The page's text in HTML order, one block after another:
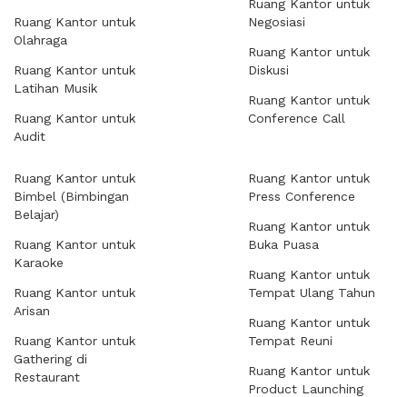
Ruang Kantor untuk
Olahraga
Ruang Kantor untuk
Latihan Musik
Ruang Kantor untuk
Audit
Ruang Kantor untuk
Negosiasi
Ruang Kantor untuk
Diskusi
Ruang Kantor untuk
Conference Call
Ruang Kantor untuk
Bimbel (Bimbingan
Belajar)
Ruang Kantor untuk
Karaoke
Ruang Kantor untuk
Arisan
Ruang Kantor untuk
Gathering di
Restaurant
Ruang Kantor untuk
Press Conference
Ruang Kantor untuk
Buka Puasa
Ruang Kantor untuk
Tempat Ulang Tahun
Ruang Kantor untuk
Tempat Reuni
Ruang Kantor untuk
Product Launching